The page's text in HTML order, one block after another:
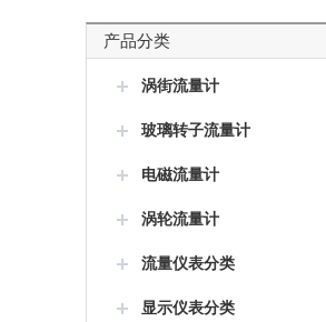
产品分类
涡街流量计
玻璃转子流量计
电磁流量计
涡轮流量计
流量仪表分类
显示仪表分类